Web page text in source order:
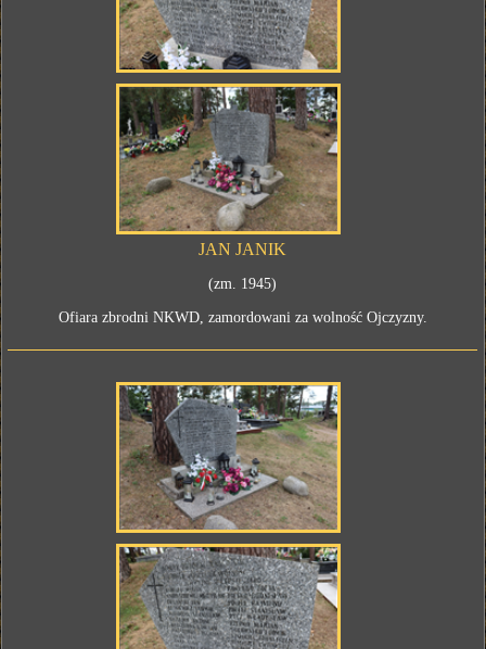
JAN JANIK
(zm. 1945)
Ofiara zbrodni NKWD, zamordowani za wolność Ojczyzny.